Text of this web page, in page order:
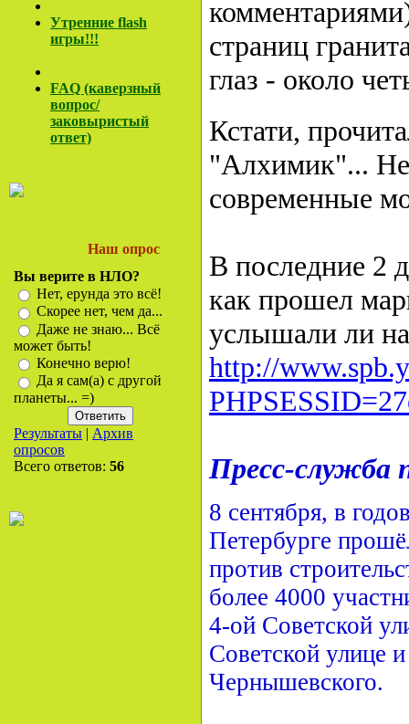
Утренние flash
игры!!!
FAQ (каверзный
вопрос/
заковыристый
ответ)
Наш опрос
Вы верите в НЛО?
Нет, ерунда это всё!
Скорее нет, чем да...
Даже не знаю... Всё
может быть!
Конечно верю!
Да я сам(а) с другой
планеты... =)
Результаты | Архив
опросов
Всего ответов: 56
страниц
глаз - около
Кстати,
"Алхимик"... Не
современные
В последние 2
как прошел
услышали ли
http://
Пресс-служба
8 сентября, в
Петербурге
против
более 4000
4-ой Советской
Советской улице
Чернышевского.